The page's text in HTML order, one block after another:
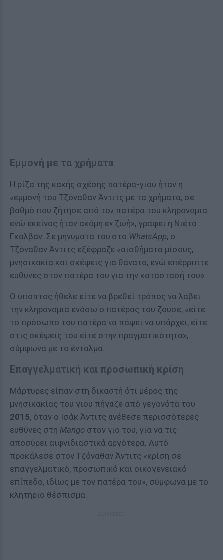
Εμμονή με τα χρήματα
Η ρίζα της κακής σχέσης πατέρα-γιου ήταν η
«εμμονή του Τζόναθαν Άντιτς με τα χρήματα, σε
βαθμό που ζήτησε από τον πατέρα του κληρονομιά
ενώ εκείνος ήταν ακόμη εν ζωή», γράφει η Νιέτο
Γκαλβάν. Σε μηνύματά του στο WhatsApp, ο
Τζόναθαν Άντιτς εξέφραζε «αισθήματα μίσους,
μνησικακία και σκέψεις για θάνατο, ενώ επέρριπτε
ευθύνες στον πατέρα του για την κατάστασή του».
Ο ύποπτος ήθελε είτε να βρεθεί τρόπος να λάβει
την κληρονομιά ενόσω ο πατέρας του ζούσε, «είτε
το πρόσωπο του πατέρα να πάψει να υπάρχει, είτε
στις σκέψεις του είτε στην πραγματικότητα»,
σύμφωνα με το ένταλμα.
Επαγγελματική και προσωπική κρίση
Μάρτυρες είπαν στη δικαστή ότι μέρος της
μνησικακίας του γιου πήγαζε από γεγονότα του
2015, όταν ο Ισάκ Άντιτς ανέθεσε περισσότερες
ευθύνες στη Mango στον γιο του, για να τις
αποσύρει αιφνιδιαστικά αργότερα. Αυτό
προκάλεσε στον Τζόναθαν Άντιτς «κρίση σε
επαγγελματικό, προσωπικό και οικογενειακό
επίπεδο, ιδίως με τον πατέρα του», σύμφωνα με το
κλητήριο θέσπισμα.